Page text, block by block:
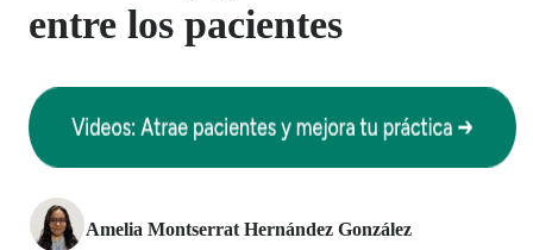
entre los pacientes
Amelia Montserrat Hernández González